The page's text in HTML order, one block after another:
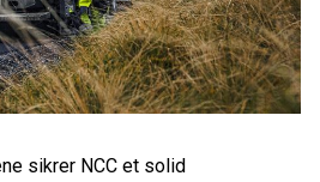
sikrer NCC et solid